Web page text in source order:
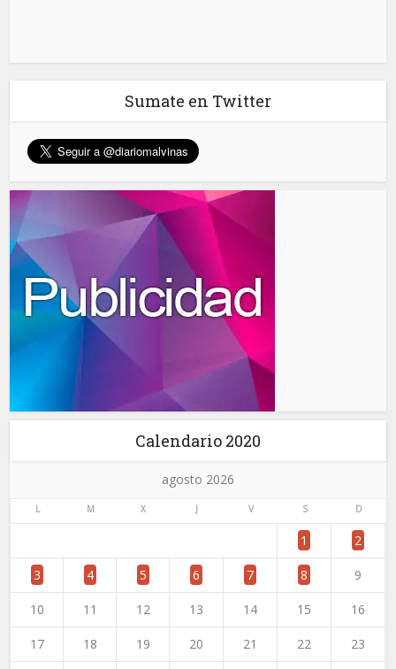
Sumate en Twitter
Calendario 2020
agosto 2026
L M X J V S D
1 2
3 4 5 6 7 8 9
10 11 12 13 14 15 16
17 18 19 20 21 22 23